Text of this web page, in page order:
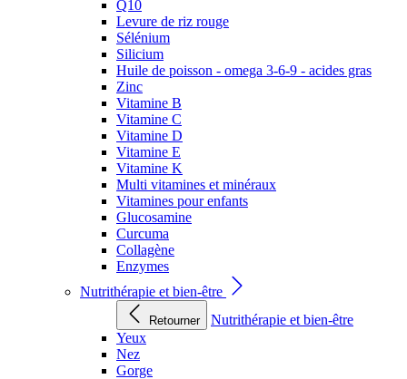
Q10
Levure de riz rouge
Sélénium
Silicium
Huile de poisson - omega 3-6-9 - acides gras
Zinc
Vitamine B
Vitamine C
Vitamine D
Vitamine E
Vitamine K
Multi vitamines et minéraux
Vitamines pour enfants
Glucosamine
Curcuma
Collagène
Enzymes
Nutrithérapie et bien-être
Retourner
Nutrithérapie et bien-être
Yeux
Nez
Gorge